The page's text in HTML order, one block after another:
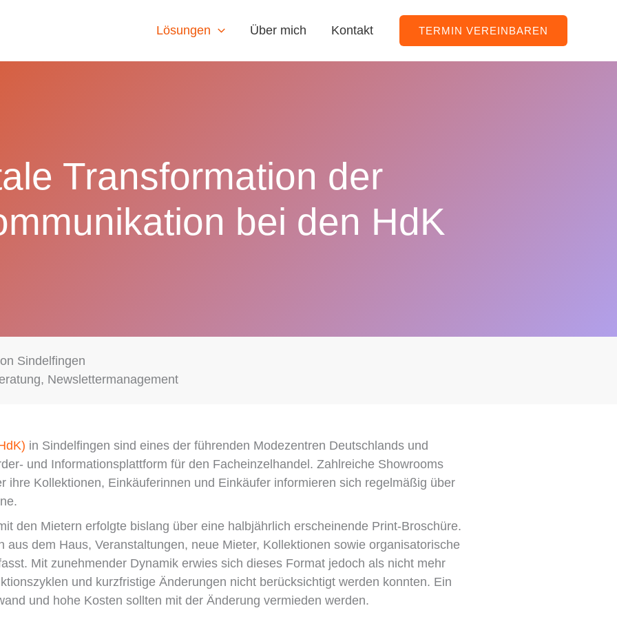
Lösungen Über mich Kontakt TERMIN VEREINBAREN
Transformation der
bei den HdK
Sindelfingen
Newslettermanagement
in Sindelfingen sind eines der führenden Modezentren Deutschlands und
und Informationsplattform für den Facheinzelhandel. Zahlreiche Showrooms
ihre Kollektionen, Einkäuferinnen und Einkäufer informieren sich regelmäßig über
den Mietern erfolgte bislang über eine halbjährlich erscheinende Print-Broschüre.
aus dem Haus, Veranstaltungen, neue Mieter, Kollektionen sowie organisatorische
Mit zunehmender Dynamik erwies sich dieses Format jedoch als nicht mehr
und kurzfristige Änderungen nicht berücksichtigt werden konnten. Ein
und hohe Kosten sollten mit der Änderung vermieden werden.